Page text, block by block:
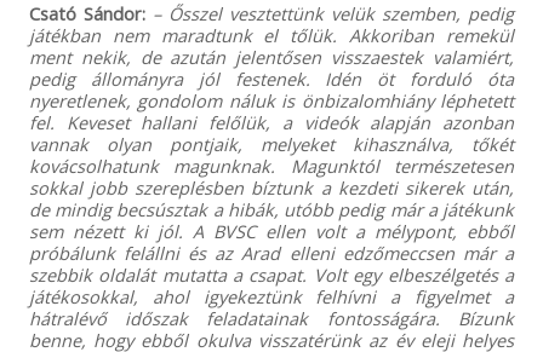
Csató Sándor: – Ősszel vesztettünk velük szemben, pedig
játékban nem maradtunk el tőlük. Akkoriban remekül
ment nekik, de azután jelentősen visszaestek valamiért,
pedig állományra jól festenek. Idén öt forduló óta
nyeretlenek, gondolom náluk is önbizalomhiány léphetett
fel. Keveset hallani felőlük, a videók alapján azonban
vannak olyan pontjaik, melyeket kihasználva, tőkét
kovácsolhatunk magunknak. Magunktól természetesen
sokkal jobb szereplésben bíztunk a kezdeti sikerek után,
de mindig becsúsztak a hibák, utóbb pedig már a játékunk
sem nézett ki jól. A BVSC ellen volt a mélypont, ebből
próbálunk felállni és az Arad elleni edzőmeccsen már a
szebbik oldalát mutatta a csapat. Volt egy elbeszélgetés a
játékosokkal, ahol igyekeztünk felhívni a figyelmet a
hátralévő időszak feladatainak fontosságára. Bízunk
benne, hogy ebből okulva visszatérünk az év eleji helyes